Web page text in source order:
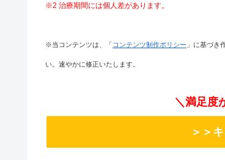
※2 治療期間には個人差があります。
※当コンテンツは、「 コンテンツ制作ポリシー 」に基づき
い。速やかに修正いたします。
＼満足度
＞＞